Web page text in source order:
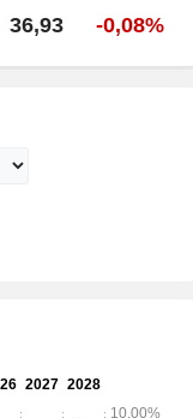
36,93 -0,08%